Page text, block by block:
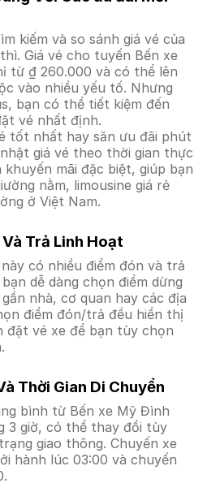
kiếm và so sánh giá vé của
Giá vé cho tuyến Bến xe
từ ₫ 260.000 và có thể lên
vào nhiều yếu tố. Nhưng
bạn có thể tiết kiệm đến
vé nhất định.
tốt nhất hay săn ưu đãi phút
giá vé theo thời gian thực
mãi đặc biệt, giúp bạn
nằm, limousine giá rẻ
ở Việt Nam.
Trả Linh Hoạt
có nhiều điểm đón và trả
dễ dàng chọn điểm dừng
nhà, cơ quan hay các địa
điểm đón/trả đều hiển thị
vé xe để bạn tùy chọn
Thời Gian Di Chuyển
bình từ Bến xe Mỹ Đình
3 giờ, có thể thay đổi tùy
giao thông. Chuyến xe
hành lúc 03:00 và chuyến